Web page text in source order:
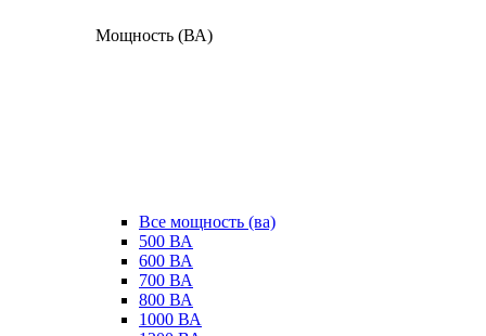
Мощность (ВА)
Все мощность (ва)
500 ВА
600 ВА
700 ВА
800 ВА
1000 ВА